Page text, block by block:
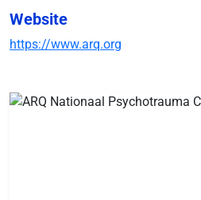
Website
https://www.arq.org